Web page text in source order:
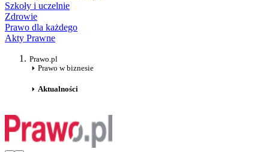
Szkoły i uczelnie
Zdrowie
Prawo dla każdego
Akty Prawne
Prawo.pl
Prawo w biznesie
Aktualności